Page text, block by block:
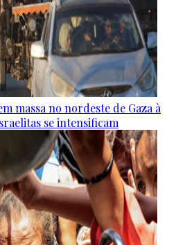
massa no nordeste de Gaza à
se intensificam